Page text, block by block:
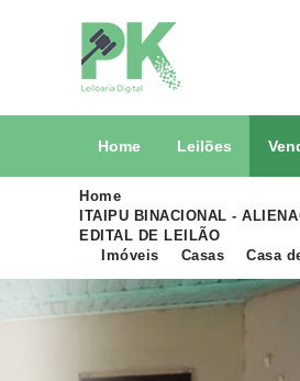
Home Leilões
Home
ITAIPU BINACIONAL -
EDITAL DE LEILÃO
Imóveis
Casas Casa